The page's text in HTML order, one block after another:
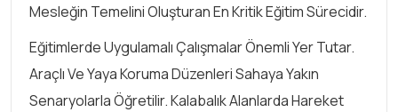
Mesleğin Temelini Oluşturan En Kritik Eğitim Sürecidir.
Eğitimlerde Uygulamalı Çalışmalar Önemli Yer Tutar.
Araçlı Ve Yaya Koruma Düzenleri Sahaya Yakın
Senaryolarla Öğretilir. Kalabalık Alanlarda Hareket